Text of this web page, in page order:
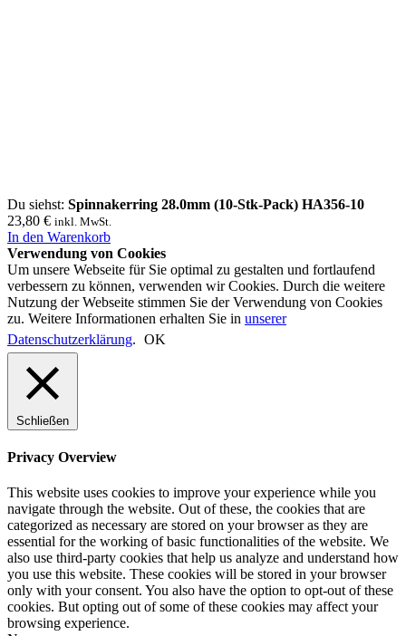
Du siehst: Spinnakerring 28.0mm (10-Stk-Pack) HA356-10
23,80 € inkl. MwSt.
In den Warenkorb
Verwendung von Cookies
Um unsere Webseite für Sie optimal zu gestalten und fortlaufend
verbessern zu können, verwenden wir Cookies. Durch die weitere
Nutzung der Webseite stimmen Sie der Verwendung von Cookies
zu. Weitere Informationen erhalten Sie in unserer
Datenschutzerklärung. OK
Schließen
Privacy Overview
This website uses cookies to improve your experience while you
navigate through the website. Out of these, the cookies that are
categorized as necessary are stored on your browser as they are
essential for the working of basic functionalities of the website. We
also use third-party cookies that help us analyze and understand how
you use this website. These cookies will be stored in your browser
only with your consent. You also have the option to opt-out of these
cookies. But opting out of some of these cookies may affect your
browsing experience.